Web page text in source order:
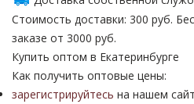
Стоимость доставки: 300 руб.
заказе от 3000 руб.
Купить оптом в Екатеринбурге
Как получить оптовые цены:
зарегистрируйтесь на нашем